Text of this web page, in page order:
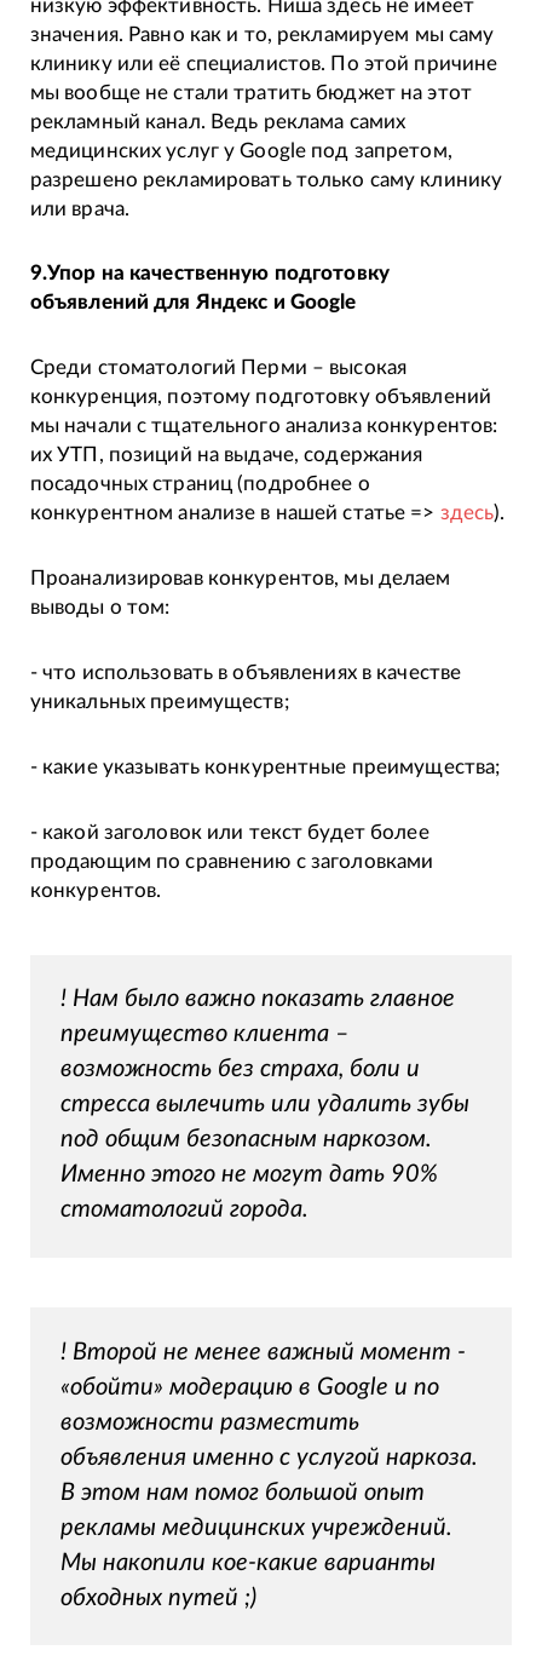
низкую эффективность. Ниша здесь не имеет
значения. Равно как и то, рекламируем мы саму
клинику или её специалистов. По этой причине
мы вообще не стали тратить бюджет на этот
рекламный канал. Ведь реклама самих
медицинских услуг у Google под запретом,
разрешено рекламировать только саму клинику
или врача.
9.Упор на качественную подготовку
объявлений для Яндекс и Google
Среди стоматологий Перми – высокая
конкуренция, поэтому подготовку объявлений
мы начали с тщательного анализа конкурентов:
их УТП, позиций на выдаче, содержания
посадочных страниц (подробнее о
конкурентном анализе в нашей статье => здесь).
Проанализировав конкурентов, мы делаем
выводы о том:
- что использовать в объявлениях в качестве
уникальных преимуществ;
- какие указывать конкурентные преимущества;
- какой заголовок или текст будет более
продающим по сравнению с заголовками
конкурентов.
! Нам было важно показать главное
преимущество клиента –
возможность без страха, боли и
стресса вылечить или удалить зубы
под общим безопасным наркозом.
Именно этого не могут дать 90%
стоматологий города.
! Второй не менее важный момент -
«обойти» модерацию в Google и по
возможности разместить
объявления именно с услугой наркоза.
В этом нам помог большой опыт
рекламы медицинских учреждений.
Мы накопили кое-какие варианты
обходных путей ;)